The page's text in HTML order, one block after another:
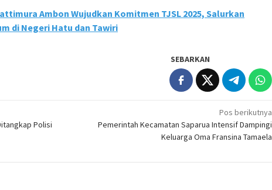
Ambon Wujudkan Komitmen TJSL 2025, Salurkan
di Negeri Hatu dan Tawiri
SEBARKAN
Polisi
Pos berikutnya
Pemerintah Kecamatan Saparua Intensif Dampingi
Keluarga Oma Fransina Tamaela